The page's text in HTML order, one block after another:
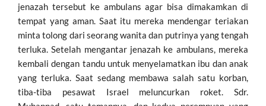
jenazah tersebut ke ambulans agar bisa dimakamkan di
tempat yang aman. Saat itu mereka mendengar teriakan
minta tolong dari seorang wanita dan putrinya yang tengah
terluka. Setelah mengantar jenazah ke ambulans, mereka
kembali dengan tandu untuk menyelamatkan ibu dan anak
yang terluka. Saat sedang membawa salah satu korban,
tiba-tiba pesawat Israel meluncurkan roket. Sdr.